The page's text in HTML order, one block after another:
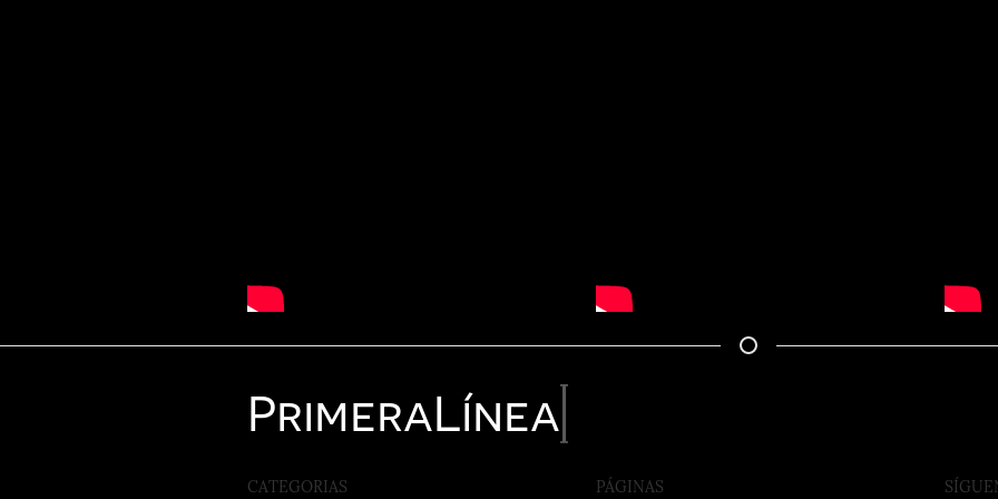
PrimeraLínea
CATEGORIAS PÁGINAS